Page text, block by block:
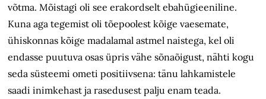
võtma. Mõistagi oli see erakordselt ebahügieeniline.
Kuna aga tegemist oli tõepoolest kõige vaesemate,
ühiskonnas kõige madalamal astmel naistega, kel oli
endasse puutuva osas üpris vähe sõnaõigust, nähti kogu
seda süsteemi ometi positiivsena: tänu lahkamistele
saadi inimkehast ja rasedusest palju enam teada.